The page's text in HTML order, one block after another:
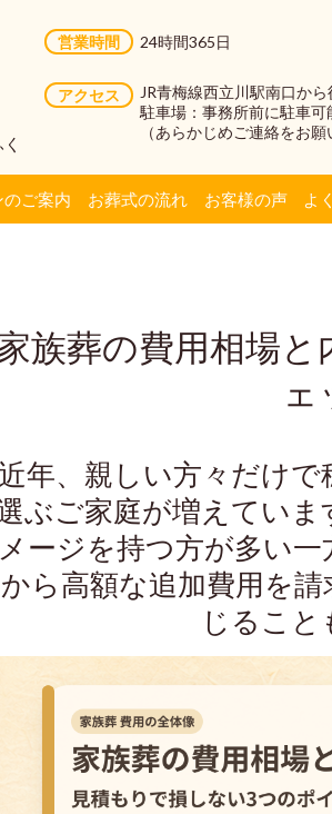
営業時間 24時間365日
アクセス
JR青梅線西立川駅南口か
駐車場：事務所前に駐車可
（あらかじめご連絡をお願
ご案内 お葬式の流れ お客様の声 よ
族葬の費用相場
年、親しい方々だけ
ぶご家庭が増えてい
メージを持つ方が多い
から高額な追加費用を
じること